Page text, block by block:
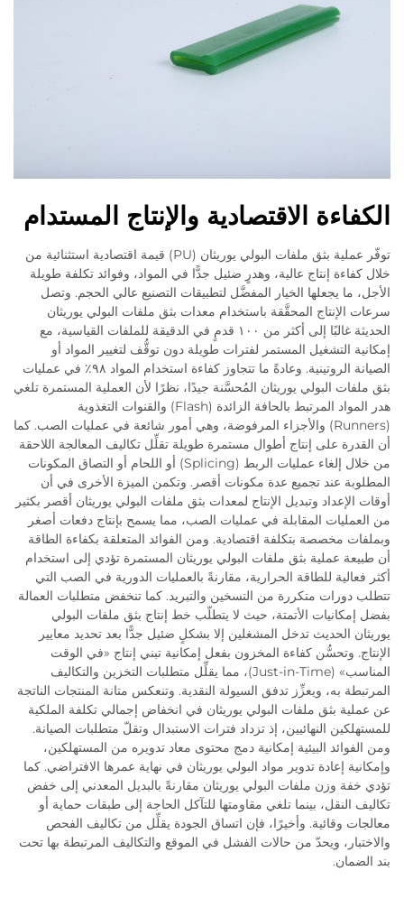
الكفاءة الاقتصادية والإنتاج المستدام
توفّر عملية بثق ملفات البولي يوريثان (PU) قيمة اقتصادية استثنائية من
خلال كفاءة إنتاج عالية، وهدرٍ ضئيل جدًّا في المواد، وفوائد تكلفة طويلة
الأجل، ما يجعلها الخيار المفضَّل لتطبيقات التصنيع عالي الحجم. وتصل
سرعات الإنتاج المحقَّقة باستخدام معدات بثق ملفات البولي يوريثان
الحديثة غالبًا إلى أكثر من ١٠٠ قدمٍ في الدقيقة للملفات القياسية، مع
إمكانية التشغيل المستمر لفترات طويلة دون توقُّف لتغيير المواد أو
الصيانة الروتينية. وعادةً ما تتجاوز كفاءة استخدام المواد ٩٨٪ في عمليات
بثق ملفات البولي يوريثان المُحسَّنة جيدًا، نظرًا لأن العملية المستمرة تلغي
هدر المواد المرتبط بالحافة الزائدة (Flash) والقنوات التغذوية
(Runners) والأجزاء المرفوضة، وهي أمور شائعة في عمليات الصب. كما
أن القدرة على إنتاج أطوال مستمرة طويلة تقلِّل تكاليف المعالجة اللاحقة
من خلال إلغاء عمليات الربط (Splicing) أو اللحام أو التصاق المكونات
المطلوبة عند تجميع عدة مكونات أقصر. وتكمن الميزة الأخرى في أن
أوقات الإعداد وتبديل الإنتاج لمعدات بثق ملفات البولي يوريثان أقصر بكثير
من العمليات المقابلة في عمليات الصب، مما يسمح بإنتاج دفعات أصغر
وبملفات مخصصة بتكلفة اقتصادية. ومن الفوائد المتعلقة بكفاءة الطاقة
أن طبيعة عملية بثق ملفات البولي يوريثان المستمرة تؤدي إلى استخدام
أكثر فعالية للطاقة الحرارية، مقارنةً بالعمليات الدورية في الصب التي
تتطلب دورات متكررة من التسخين والتبريد. كما تنخفض متطلبات العمالة
بفضل إمكانيات الأتمتة، حيث لا يتطلّب خط إنتاج بثق ملفات البولي
يوريثان الحديث تدخل المشغلين إلا بشكلٍ ضئيل جدًّا بعد تحديد معايير
الإنتاج. وتحسُّن كفاءة المخزون بفعل إمكانية تبني إنتاج «في الوقت
المناسب» (Just-in-Time)، مما يقلِّل متطلبات التخزين والتكاليف
المرتبطة به، ويعزِّز تدفق السيولة النقدية. وتنعكس متانة المنتجات الناتجة
عن عملية بثق ملفات البولي يوريثان في انخفاض إجمالي تكلفة الملكية
للمستهلكين النهائيين، إذ تزداد فترات الاستبدال وتقلّ متطلبات الصيانة.
ومن الفوائد البيئية إمكانية دمج محتوى معاد تدويره من المستهلكين،
وإمكانية إعادة تدوير مواد البولي يوريثان في نهاية عمرها الافتراضي. كما
تؤدي خفة وزن ملفات البولي يوريثان مقارنةً بالبديل المعدني إلى خفض
تكاليف النقل، بينما تلغي مقاومتها للتآكل الحاجة إلى طبقات حماية أو
معالجات وقائية. وأخيرًا، فإن اتساق الجودة يقلِّل من تكاليف الفحص
والاختبار، ويحدّ من حالات الفشل في الموقع والتكاليف المرتبطة بها تحت
بند الضمان.